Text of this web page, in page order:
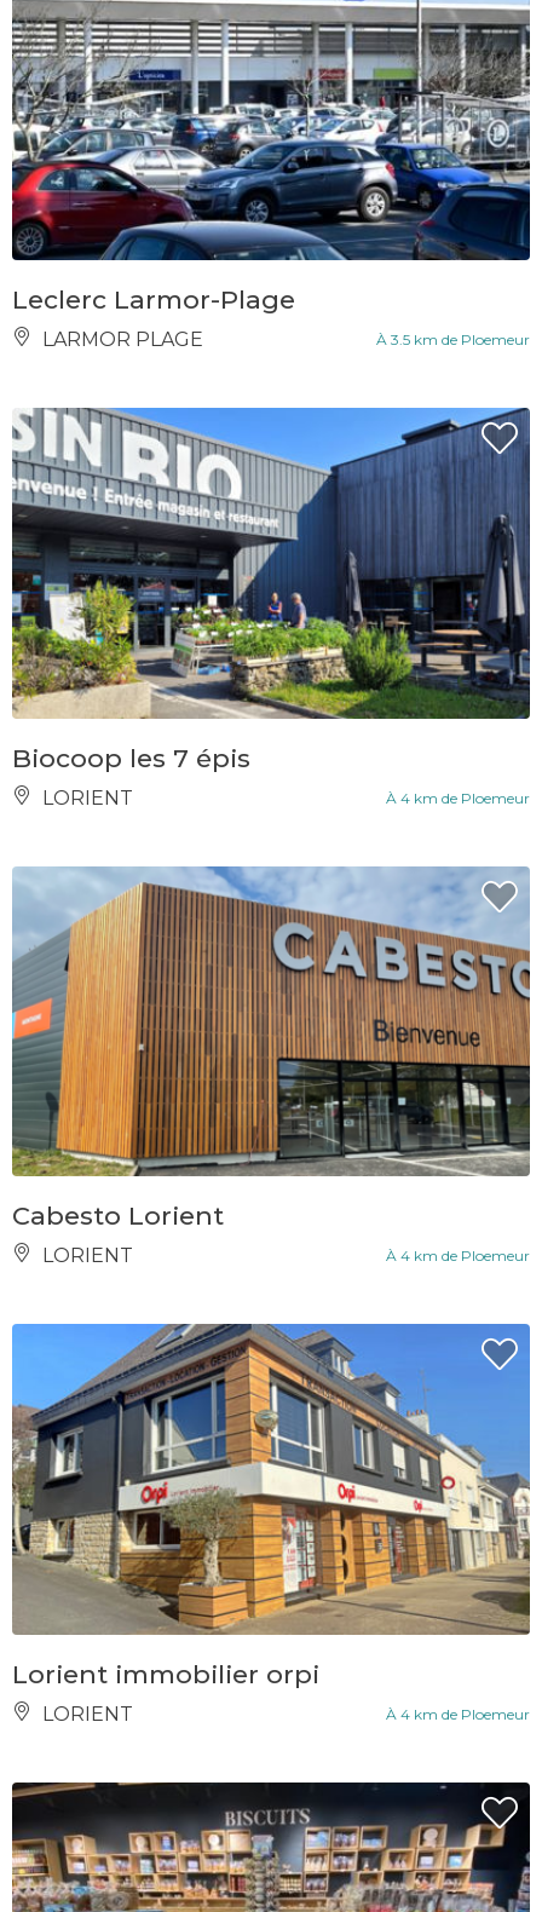
Leclerc Larmor-Plage
LARMOR PLAGE À 3.5 km de Ploemeur
Biocoop les 7 épis
LORIENT À 4 km de Ploemeur
Cabesto Lorient
LORIENT À 4 km de Ploemeur
Lorient immobilier orpi
LORIENT À 4 km de Ploemeur